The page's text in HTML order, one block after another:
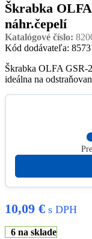
Škrabka
náhr.čepelí
Katalógové číslo:
Kód dodávateľa:
Škrabka OLFA GSR-
ideálna na
10,09 € s DPH
6 na sklade